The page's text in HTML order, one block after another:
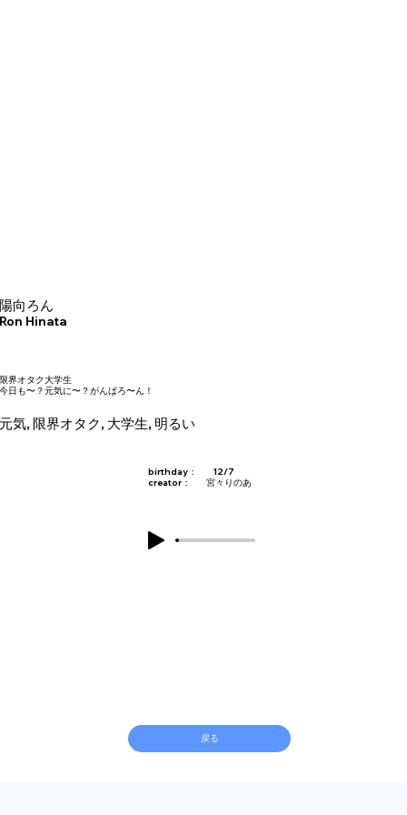
向ろん
Ron Hinata
界オタク大学生
日も〜？元気に〜？がんばろ〜ん！
気, 限界オタク, 大学生, 明るい
birthday：
12/7
creator：
宮々りのあ
戻る